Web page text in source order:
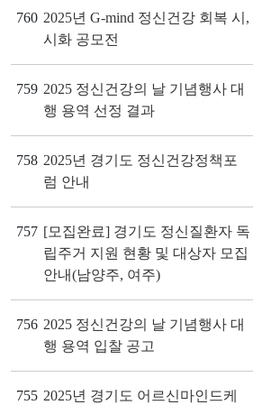
760 2025년 G-mind 정신건강 회복 시,
시화 공모전
759 2025 정신건강의 날 기념행사 대
행 용역 선정 결과
758 2025년 경기도 정신건강정책포
럼 안내
757 [모집완료] 경기도 정신질환자 독
립주거 지원 현황 및 대상자 모집
안내(남양주, 여주)
756 2025 정신건강의 날 기념행사 대
행 용역 입찰 공고
755 2025년 경기도 어르신마인드케